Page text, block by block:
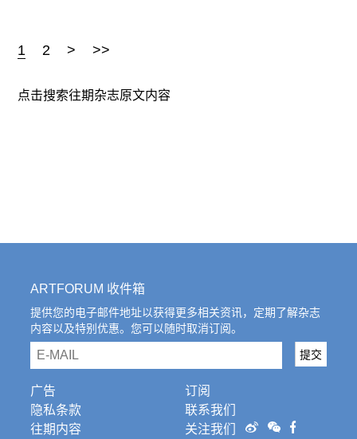
具体的场景，那么就会用瓷器做出战争中这些领导
以化装成他们的样子，与他们坐在一起，成为其中
束。
觉得这是印刷错误。但我想强调这种荒诞性——欧
美国。他们是按照自我想法进行创作，以新的方式
单纯的复原旧物的想法。在Robert Gober的覆盖着
藤壶的奶油搅拌器中，你可以体会到某种感觉。就
如一些久远的业已消失的东西，带着时光打磨的斑
斑锈迹再次归来。
举办这场展览的想法源于我为新书所做的调查。我
意识到美国当代艺术史有种倾向是关注与美国历
史、创作和社会价值。这本书并未强调这点，只是
一个小的主题而已。但在我涉及到的所有社会史
1 2 > >>
点击搜索往期杂志原文内容
ARTFORUM 收件箱
提供您的电子邮件地址以获得更多相关资讯，定期了解杂志
内容以及特别优惠。您可以随时取消订阅。
email 提交
广告
隐私条款
往期内容
订阅
联系我们
关注我们